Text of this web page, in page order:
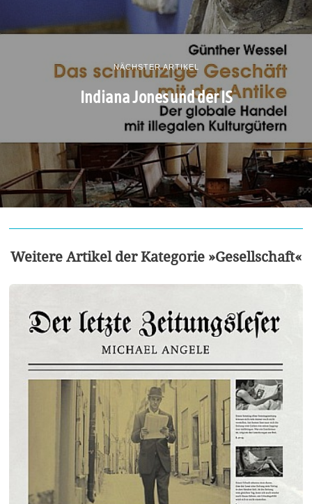
NÄCHSTER ARTIKEL
Indiana Jones und der IS
Weitere Artikel der Kategorie »Gesellschaft«